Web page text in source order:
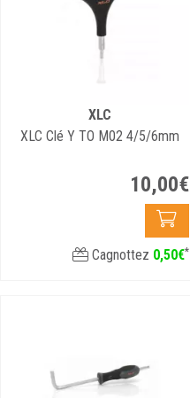
XLC
XLC Clé Y TO M02 4/5/6mm
10,00€
Cagnottez 0,50€*